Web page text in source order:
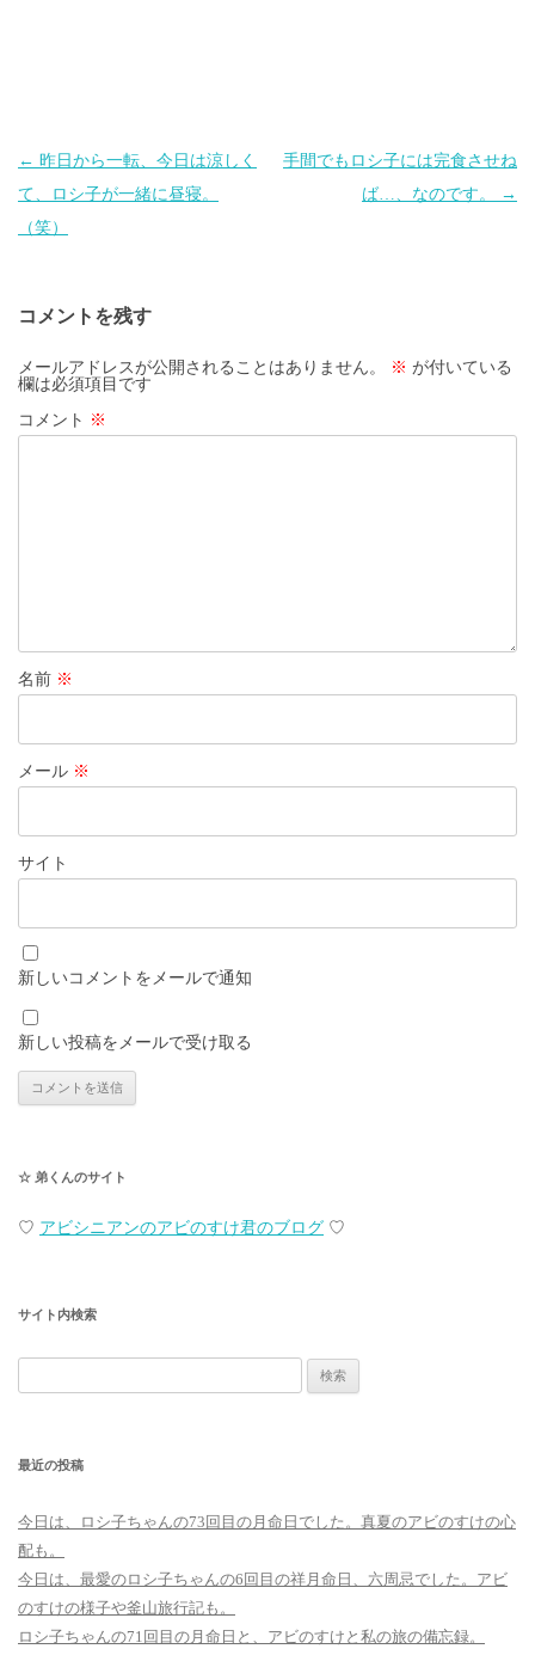
投
稿
ナ
ー
シ
ョ
ン
← 昨日から一転、今日は涼しく
て、ロシ子が一緒に昼寝。
（笑）
手間でもロシ子には完食させね
ば…、なのです。
→
コメントを残す
メールアドレスが公開されることはありません。 ※ が付いている
欄は必須項目です
コメント ※
名前 ※
メール ※
サイト
新しいコメントをメールで通知
新しい投稿をメールで受け取る
☆ 弟くんのサイト
♡ アビシニアンのアビのすけ君のブログ ♡
サイト内検索
索:
最近の投稿
今日は、ロシ子ちゃんの73回目の月命日でした。真夏のアビのすけの心
配も。
今日は、最愛のロシ子ちゃんの6回目の祥月命日、六周忌でした。アビ
のすけの様子や釜山旅行記も。
ロシ子ちゃんの71回目の月命日と、アビのすけと私の旅の備忘録。